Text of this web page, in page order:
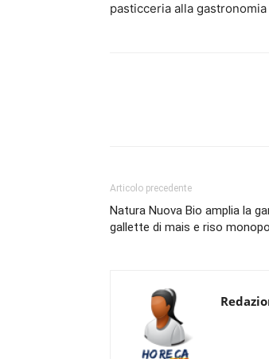
pasticceria alla
Articolo precedente
Natura Nuova Bio amplia la
gallette di mais e riso